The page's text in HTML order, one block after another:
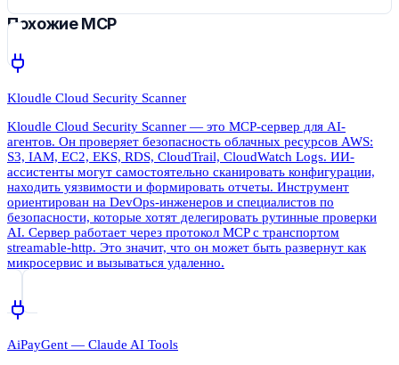
Похожие MCP
Kloudle Cloud Security Scanner
Kloudle Cloud Security Scanner — это MCP-сервер для AI-
агентов. Он проверяет безопасность облачных ресурсов AWS:
S3, IAM, EC2, EKS, RDS, CloudTrail, CloudWatch Logs. ИИ-
ассистенты могут самостоятельно сканировать конфигурации,
находить уязвимости и формировать отчеты. Инструмент
ориентирован на DevOps-инженеров и специалистов по
безопасности, которые хотят делегировать рутинные проверки
AI. Сервер работает через протокол MCP с транспортом
streamable-http. Это значит, что он может быть развернут как
микросервис и вызываться удаленно.
AiPayGent — Claude AI Tools